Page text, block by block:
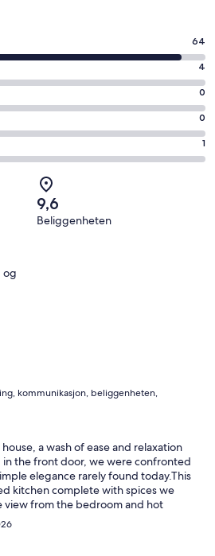
64
4
0
0
1
9,6
Beliggenheten
og
kommunikasjon, beliggenheten,
a wash of ease and relaxation
the front door, we were confronted
elegance rarely found today.This
kitchen complete with spices we
view from the bedroom and hot
Sleep was luxurious with a
of crashing waves, and sent of the
quietest, most relaxing place we have